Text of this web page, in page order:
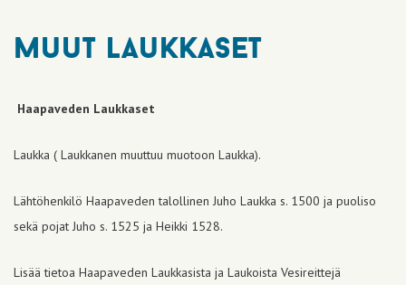
muut laukkaset
Haapaveden Laukkaset
Laukka ( Laukkanen muuttuu muotoon Laukka).
Lähtöhenkilö Haapaveden talollinen Juho Laukka s. 1500 ja puoliso
sekä pojat Juho s. 1525 ja Heikki 1528.
Lisää tietoa Haapaveden Laukkasista ja Laukoista Vesireittejä